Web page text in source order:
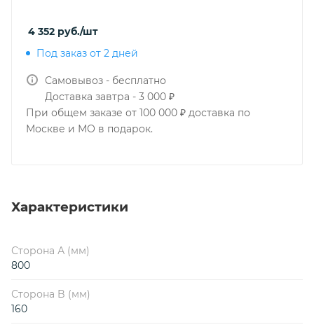
4 352 руб./шт
Под заказ от 2 дней
Самовывоз - бесплатно
Доставка завтра - 3 000 ₽
При общем заказе от 100 000 ₽ доставка по
Москве и МО в подарок.
Характеристики
Сторона А (мм)
800
Сторона B (мм)
160